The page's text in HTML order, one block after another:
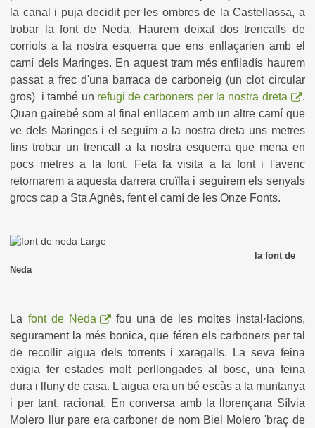
la canal i puja decidit per les ombres de la Castellassa, a
trobar la font de Neda. Haurem deixat dos trencalls de
corriols a la nostra esquerra que ens enllaçarien amb el
camí dels Maringes. En aquest tram més enfiladís haurem
passat a frec d'una barraca de carboneig (un clot circular
gros) i també un refugi de carboners per la nostra dreta
.
Quan gairebé som al final enllacem amb un altre camí que
ve dels Maringes i el seguim a la nostra dreta uns metres
fins trobar un trencall a la nostra esquerra que mena en
pocs metres a la font. Feta la visita a la font i l'avenc
retornarem a aquesta darrera cruïlla i seguirem els senyals
grocs cap a Sta Agnès, fent el camí de les Onze Fonts.
la font de
Neda
La font de Neda
fou una de les moltes instal·lacions,
segurament la més bonica, que féren els carboners per tal
de recollir aigua dels torrents i xaragalls. La seva feina
exigia fer estades molt perllongades al bosc, una feina
dura i lluny de casa. L'aigua era un bé escàs a la muntanya
i per tant, racionat. En conversa amb la llorençana Sílvia
Molero llur pare era carboner de nom Biel Molero 'braç de